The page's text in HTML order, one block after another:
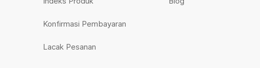
Konfirmasi Pembayaran
Lacak Pesanan